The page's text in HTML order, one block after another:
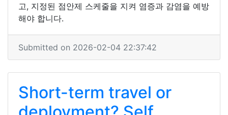
고, 지정된 점안제 스케줄을 지켜 염증과 감염을 예방
해야 합니다.
Submitted on 2026-02-04 22:37:42
Short-term travel or